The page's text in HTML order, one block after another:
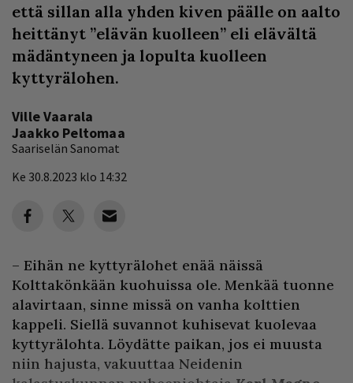
että sillan alla yhden kiven päälle on aalto
heittänyt ”elävän kuolleen” eli elävältä
mädäntyneen ja lopulta kuolleen
kyttyrälohen.
Ville Vaarala
Jaakko Peltomaa
Saariselän Sanomat
Ke 30.8.2023 klo 14:32
– Eihän ne kyttyrälohet enää näissä
Kolttakönkään kuohuissa ole. Menkää tuonne
alavirtaan, sinne missä on vanha kolttien
kappeli. Siellä suvannot kuhisevat kuolevaa
kyttyrälohta. Löydätte paikan, jos ei muusta
niin hajusta, vakuuttaa Neidenin